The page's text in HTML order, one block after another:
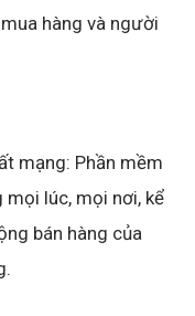
hàng và người
mạng: Phần mềm
mọi lúc, mọi nơi, kể
bán hàng của